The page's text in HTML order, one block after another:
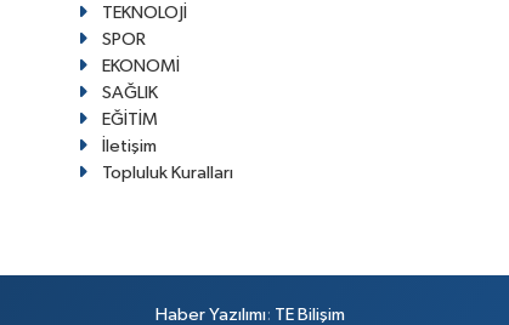
TEKNOLOJİ
SPOR
EKONOMİ
SAĞLIK
EĞİTİM
İletişim
Topluluk Kuralları
Haber Yazılımı: TE Bilişim